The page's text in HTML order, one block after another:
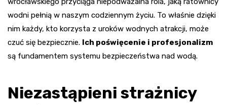
wodni pełnią w naszym codziennym życiu. To właśnie dzięki
nim każdy, kto korzysta z uroków wodnych atrakcji, może
czuć się bezpiecznie. Ich poświęcenie i profesjonalizm
są fundamentem systemu bezpieczeństwa nad wodą.
Niezastąpieni strażnicy